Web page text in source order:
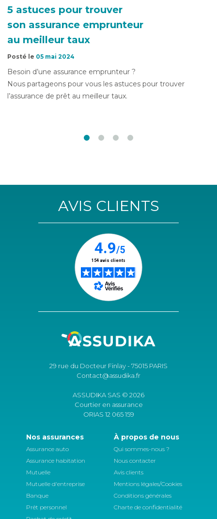
5 astuces pour trouver
son assurance emprunteur
au meilleur taux
Posté le 05 mai 2024
Besoin d’une assurance emprunteur ?
Nous partageons pour vous les astuces pour trouver
l’assurance de prêt au meilleur taux.
AVIS CLIENTS
29 rue du Docteur Finlay - 75015 PARIS
Contact@assudika.fr
ASSUDIKA SAS © 2026
Courtier en assurance
ORIAS 12 065 159
Nos assurances
Assurance auto
Assurance habitation
Mutuelle
Mutuelle d'entreprise
Banque
Prêt personnel
À propos de nous
Qui sommes-nous ?
Nous contacter
Avis clients
Mentions légales/Cookies
Conditions générales
Charte de confidentialité